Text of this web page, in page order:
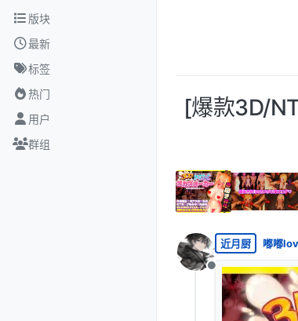
跳转至内容
版块
最新
标签
热门
用户
群组
[爆款3D/
离线
近月厨 嘟嘟